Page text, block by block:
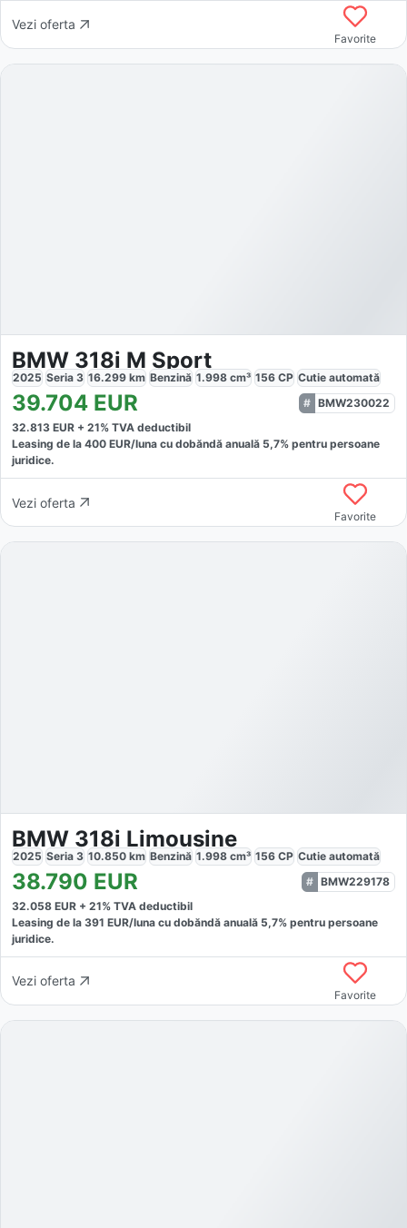
Vezi oferta
Favorite
BMW 318i M Sport
2025 Seria 3 16.299 km Benzină 1.998 cm³ 156 CP Cutie automată
39.704 EUR
BMW230022
32.813 EUR + 21% TVA deductibil
Leasing de la 400 EUR/luna cu dobăndă anuală 5,7% pentru persoane
juridice.
Vezi oferta
Favorite
BMW 318i Limousine
2025 Seria 3 10.850 km Benzină 1.998 cm³ 156 CP Cutie automată
38.790 EUR
BMW229178
32.058 EUR + 21% TVA deductibil
Leasing de la 391 EUR/luna cu dobăndă anuală 5,7% pentru persoane
juridice.
Vezi oferta
Favorite